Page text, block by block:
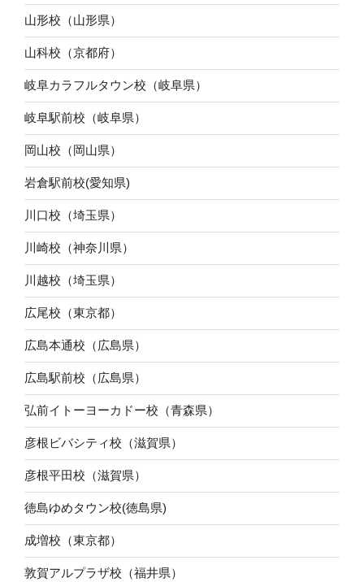
山形校（山形県）
山科校（京都府）
岐阜カラフルタウン校（岐阜県）
岐阜駅前校（岐阜県）
岡山校（岡山県）
岩倉駅前校(愛知県)
川口校（埼玉県）
川崎校（神奈川県）
川越校（埼玉県）
広尾校（東京都）
広島本通校（広島県）
広島駅前校（広島県）
弘前イトーヨーカドー校（青森県）
彦根ビバシティ校（滋賀県）
彦根平田校（滋賀県）
徳島ゆめタウン校(徳島県)
成増校（東京都）
敦賀アルプラザ校（福井県）